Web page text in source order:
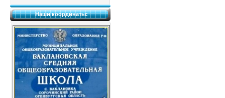
Наши координаты: